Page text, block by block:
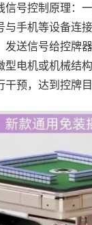
信号控制原理：
与手机等设备连
发送信号给控牌
电机或机械结
预，达到控牌目